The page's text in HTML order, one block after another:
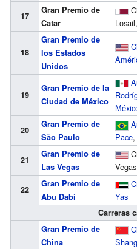
17
Gran Premio de
Catar
18
Gran Premio de
los Estados
Unidos
19
Gran Premio de la
Ciudad de México
20
Gran Premio de
São Paulo
Pace,
21
Gran Premio de
Las Vegas
22
Gran Premio de
Abu Dabi
Yas
Carreras
Gran Premio de
China